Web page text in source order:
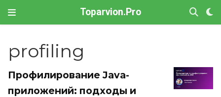
Toparvion.Pro
profiling
Профилирование Java-
приложений: подходы и